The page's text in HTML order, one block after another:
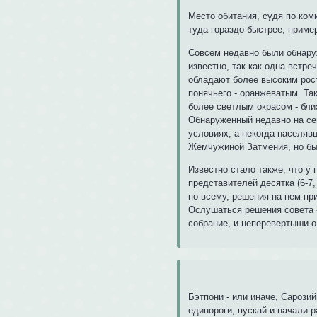
Место обитания, судя по
туда гораздо быстрее,
Совсем недавно были
известно, так как одна
обладают более высоким
понячьего - оранжеватым.
более светлым окрасом -
Обнаруженный недавно на
условиях, а некогда
Жемчужиной Затмения, но
Известно стало также, что
представителей десятка (6-
по всему, решения на нем
Ослушаться решения совета
собрание, и неперевертыши
Бэтпони - или иначе,
единороги, пускай и начали